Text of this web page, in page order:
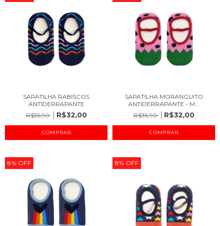
SAPATILHA RABISCOS
ANTIDERRAPANTE
R$35,90
R$32,00
COMPRAR
SAPATILHA MORANGUITO
ANTIDERRAPANTE - M...
R$35,90
R$32,00
COMPRAR
8% OFF 8% OFF